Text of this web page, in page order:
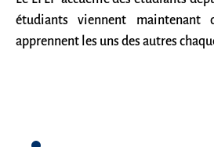
étudiants viennent
apprennent les uns des autres